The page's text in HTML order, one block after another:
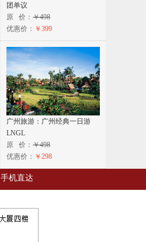
团单议
原 价： ￥498
优惠价： ￥399
广州旅游：广州经典一日游
LNGL
原 价： ￥498
优惠价： ￥298
手机直达